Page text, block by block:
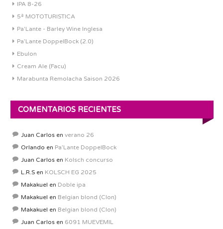
IPA 8-26
5ª MOTOTURISTICA
Pa'Lante - Barley Wine Inglesa
Pa’Lante DoppelBock (2.0)
Ebulon
Cream Ale (Facu)
Marabunta Remolacha Saison 2026
COMENTARIOS RECIENTES
Juan Carlos en verano 26
Orlando en Pa’Lante DoppelBock
Juan Carlos en Kolsch concurso
L.R.S en KOLSCH EG 2025
Makakuel en Doble ipa
Makakuel en Belgian blond (Clon)
Makakuel en Belgian blond (Clon)
Juan Carlos en 6091 MUEVEMIL